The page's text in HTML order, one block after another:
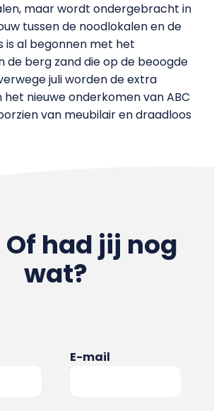
maar wordt ondergebracht in
tussen de noodlokalen en de
is al begonnen met het
de berg zand die op de beoogde
juli worden de extra
het nieuwe onderkomen van ABC
van meubilair en draadloos
Of had jij nog
wat?
E-mail